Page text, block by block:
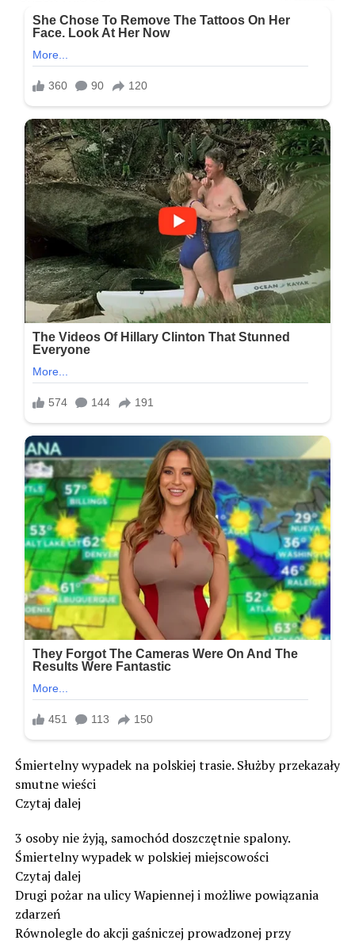
Śmiertelny wypadek na polskiej trasie. Służby przekazały
smutne wieści
Czytaj dalej
3 osoby nie żyją, samochód doszczętnie spalony.
Śmiertelny wypadek w polskiej miejscowości
Czytaj dalej
Drugi pożar na ulicy Wapiennej i możliwe powiązania
zdarzeń
Równolegle do akcji gaśniczej prowadzonej przy